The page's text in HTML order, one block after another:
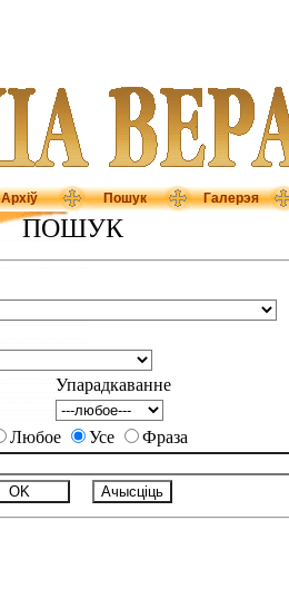
Архіў Пошук Галерэя
ПОШУК
Упарадкаванне
Любое Усе Фраза